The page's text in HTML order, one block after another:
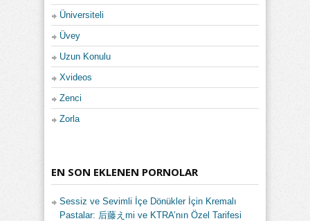
Üniversiteli
Üvey
Uzun Konulu
Xvideos
Zenci
Zorla
EN SON EKLENEN PORNOLAR
Sessiz ve Sevimli İçe Dönükler İçin Kremalı
Pastalar: 后藤えmi ve KTRA’nın Özel Tarifesi